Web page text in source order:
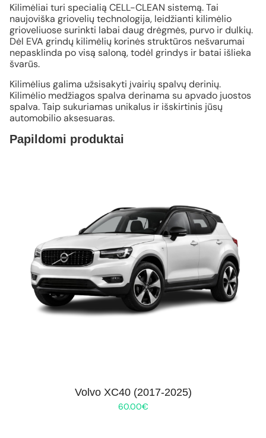
Kilimėliai turi specialią CELL-CLEAN sistemą. Tai
naujoviška griovelių technologija, leidžianti kilimėlio
grioveliuose surinkti labai daug drėgmės, purvo ir dulkių.
Dėl EVA grindų kilimėlių korinės struktūros nešvarumai
nepasklinda po visą saloną, todėl grindys ir batai išlieka
švarūs.
Kilimėlius galima užsisakyti įvairių spalvų derinių.
Kilimėlio medžiagos spalva derinama su apvado juostos
spalva. Taip sukuriamas unikalus ir išskirtinis jūsų
automobilio aksesuaras.
Papildomi produktai
Volvo XC40 (2017-2025)
60.00€